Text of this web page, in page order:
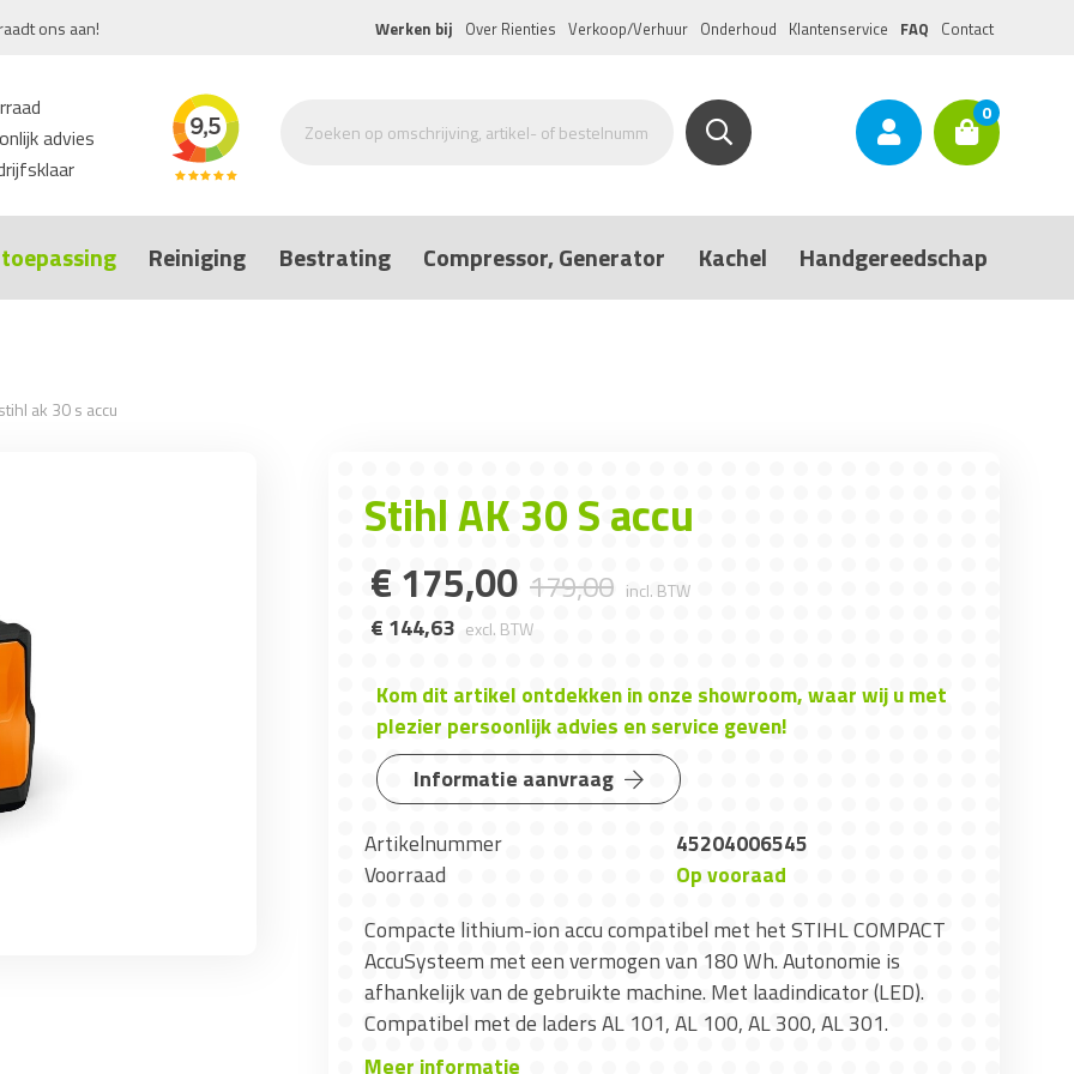
ons aan! Werken bij Over Rienties Verkoop/Verhuur Onderhoud Klantenservice FAQ Contact
advies
0
Reiniging Bestrating Compressor, Generator Kachel Handgereedschap
ak 30 s accu
Stihl AK 30 S accu
€ 175,00 179,00 incl. BTW
€ 144,63 excl. BTW
Kom dit artikel ontdekken in onze showroom, waar wij u met
plezier persoonlijk advies en service geven!
Informatie aanvraag
Artikelnummer
45204006545
Voorraad
Op vooraad
Compacte lithium-ion accu compatibel met het STIHL COMPACT
AccuSysteem met een vermogen van 180 Wh. Autonomie is
afhankelijk van de gebruikte machine. Met laadindicator (LED).
Compatibel met de laders AL 101, AL 100, AL 300, AL 301.
Meer informatie